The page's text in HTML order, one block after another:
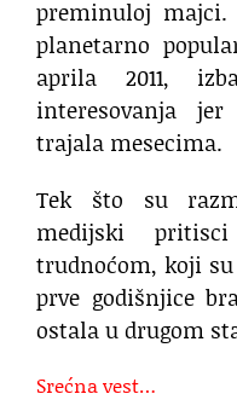
preminuloj
planetarno
aprila 2011,
interesovanja
trajala mesecima.
Tek što su
medijski
trudnoćom, koji
prve godišnjice
ostala u drugom
Srećna vest…